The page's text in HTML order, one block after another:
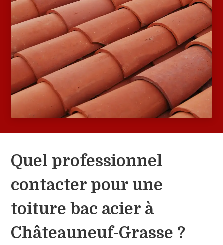
Quel professionnel
contacter pour une
toiture bac acier à
Châteauneuf-Grasse ?